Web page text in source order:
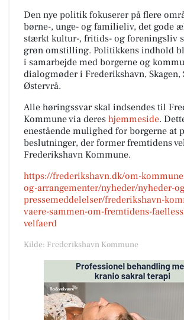
Den nye politik fokuserer på flere
børne-, unge- og familieliv, det gode
stærkt kultur-, fritids- og foreningsliv
grøn omstilling. Politikkens indhold
i samarbejde med borgerne og
dialogmøder i Frederikshavn, Skagen,
Østervrå.
Alle høringssvar skal indsendes til
Kommune via deres hjemmeside.
enestående mulighed for borgerne at
beslutninger, der former fremtidens
Frederikshavn Kommune.
https://frederikshavn.dk/om-
og-arrangementer/nyheder/nyheder-
pressemeddelelser/frederikshavn-
vaere-sammen-om-fremtidens-
velfaerd
Kilde: Frederikshavn Kommune